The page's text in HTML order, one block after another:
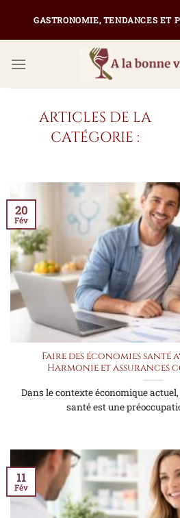
contenu
GASTRONOMIE, TENDANCES ET
Faire des économies santé
Harmonie et assurances
Dans le contexte économique
santé est une
20
Fév
11
Fév